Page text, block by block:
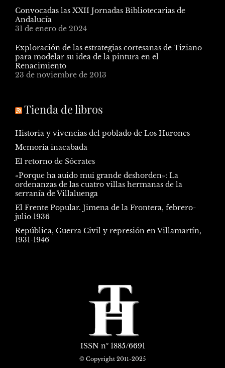
Convocadas las XXII Jornadas Bibliotecarias de
Andalucía
31 de enero de 2024
Exploración de las estrategias cortesanas de Tiziano
para modelar su idea de la pintura en el
Renacimiento
23 de noviembre de 2013
Tienda de libros
Historia y vivencias del poblado de Los Hurones
Memoria inacabada
El retorno de Sócrates
«Porque ha auido mui grande deshorden»: La
ordenanzas de las cuatro villas hermanas de la
serranía de Villaluenga
El Frente Popular. Jimena de la Frontera, febrero-
julio 1936
República, Guerra Civil y represión en Villamartín,
1931-1946
ISSN nº 1885/6691
© Copyright 2011-2025